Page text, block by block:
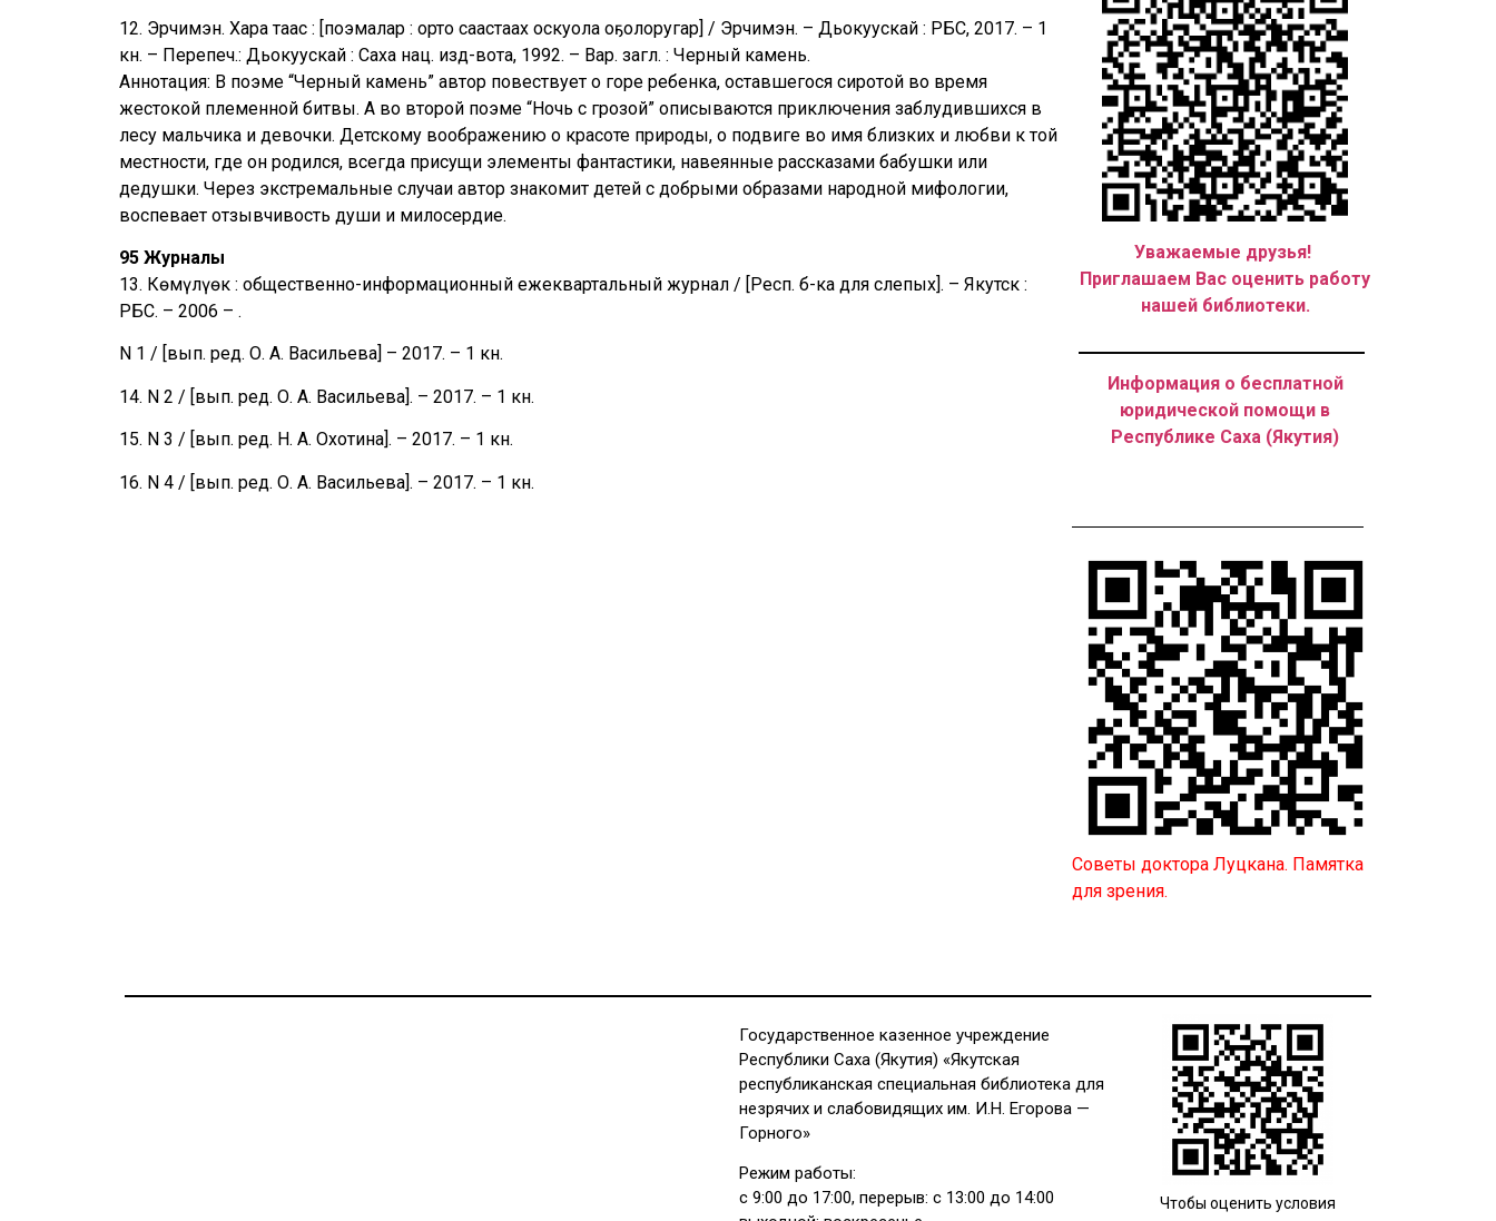
12. Эрчимэн. Хара таас : [поэмалар : орто саастаах оскуола оҕолоругар] / Эрчимэн. – Дьокуускай : РБС, 2017. – 1
кн. – Перепеч.: Дьокуускай : Саха нац. изд-вота, 1992. – Вар. загл. : Черный камень.
Аннотация: В поэме “Черный камень” автор повествует о горе ребенка, оставшегося сиротой во время
жестокой племенной битвы. А во второй поэме “Ночь с грозой” описываются приключения заблудившихся в
лесу мальчика и девочки. Детскому воображению о красоте природы, о подвиге во имя близких и любви к той
местности, где он родился, всегда присущи элементы фантастики, навеянные рассказами бабушки или
дедушки. Через экстремальные случаи автор знакомит детей с добрыми образами народной мифологии,
воспевает отзывчивость души и милосердие.
95 Журналы
13. Көмүлүөк : общественно-информационный ежеквартальный журнал / [Респ. б-ка для слепых]. – Якутск :
РБС. – 2006 – .
N 1 / [вып. ред. О. А. Васильева] – 2017. – 1 кн.
14. N 2 / [вып. ред. О. А. Васильева]. – 2017. – 1 кн.
15. N 3 / [вып. ред. Н. А. Охотина]. – 2017. – 1 кн.
16. N 4 / [вып. ред. О. А. Васильева]. – 2017. – 1 кн.
Уважаемые друзья!
Приглашаем Вас оценить работу
нашей библиотеки.
Информация о бесплатной
юридической помощи в
Республике Саха (Якутия)
Советы доктора Луцкана. Памятка
для зрения.
Государственное казенное учреждение
Республики Саха (Якутия) «Якутская
республиканская специальная библиотека для
незрячих и слабовидящих им. И.Н. Егорова —
Горного»
Режим работы:
с 9:00 до 17:00, перерыв: с 13:00 до 14:00
Чтобы оценить условия